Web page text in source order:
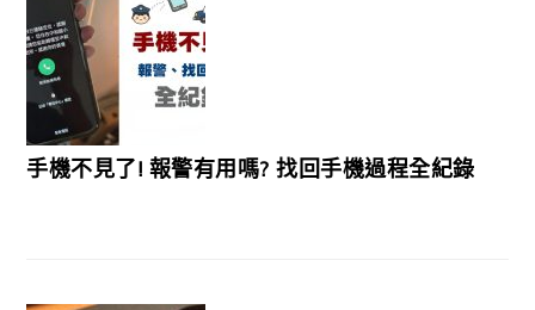
手機不見了! 報警有用嗎? 找回手機過程全紀錄